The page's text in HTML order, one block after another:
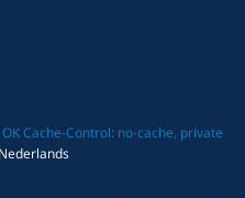
Cache-Control: no-cache, private
Nederlands